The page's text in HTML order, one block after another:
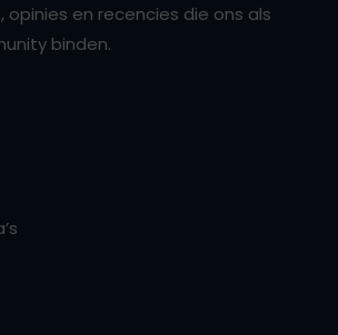
opinies en recencies die ons als
binden.